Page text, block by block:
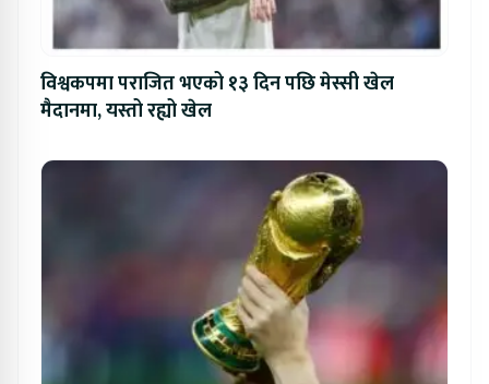
विश्वकपमा पराजित भएको १३ दिन पछि मेस्सी खेल
मैदानमा, यस्तो रह्यो खेल